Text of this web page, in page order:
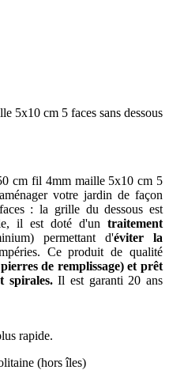
5x10 cm 5 faces sans dessous
cm fil 4mm maille 5x10 cm 5
votre jardin de façon
: la grille du dessous est
il est doté d'un traitement
permettant d'éviter la
Ce produit de qualité
de remplissage) et prêt
spirales.Il est garanti 20 ans
rapide.
(hors îles)